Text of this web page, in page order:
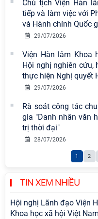
Chủ tịch Viện Hàn
tiếp và làm việc với
và Hành chính Quốc
29/07/2026
Viện Hàn lâm Khoa
Hội nghị nghiên cứu,
thực hiện Nghị quyết
29/07/2026
Rà soát công tác
gia "Danh nhân văn
trị thời đại"
28/07/2026
1 2
TIN XEM NHIỀU
giai đoạn phát triển mới
Hội thảo khoa học quốc
gian phát triển Việt Nam
và lựa chọn chính sách”
vào thứ ba, ngày 28/7/
Tọa đàm Giao lưu chuyên
những kinh nghiệm
Đảng Cộng sản Trung
Cộng sản Việt Nam
sự nghiệp xây dựng chủ
Viện Hàn lâm Khoa học
Nam công bố các quyết
Hội nghị Lãnh đạo Viện
Khoa học xã hội Việt